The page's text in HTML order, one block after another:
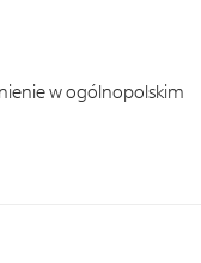
w ogólnopolskim